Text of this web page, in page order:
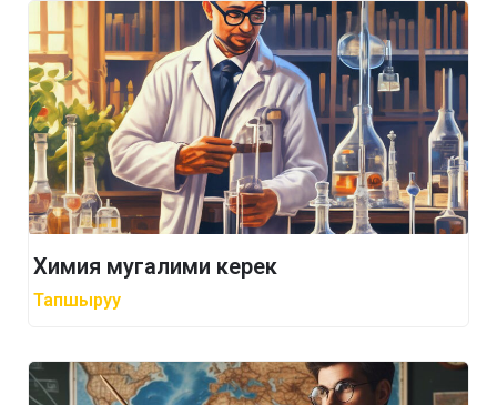
Химия мугалими керек
Тапшыруу